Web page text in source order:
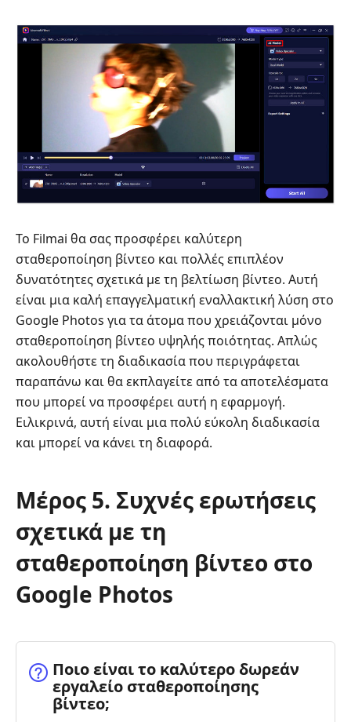
Το Filmai θα σας προσφέρει καλύτερη
σταθεροποίηση βίντεο και πολλές επιπλέον
δυνατότητες σχετικά με τη βελτίωση βίντεο. Αυτή
είναι μια καλή επαγγελματική εναλλακτική λύση στο
Google Photos για τα άτομα που χρειάζονται μόνο
σταθεροποίηση βίντεο υψηλής ποιότητας. Απλώς
ακολουθήστε τη διαδικασία που περιγράφεται
παραπάνω και θα εκπλαγείτε από τα αποτελέσματα
που μπορεί να προσφέρει αυτή η εφαρμογή.
Ειλικρινά, αυτή είναι μια πολύ εύκολη διαδικασία
και μπορεί να κάνει τη διαφορά.
Μέρος 5. Συχνές ερωτήσεις
σχετικά με τη
σταθεροποίηση βίντεο στο
Google Photos
Ποιο είναι το καλύτερο δωρεάν
εργαλείο σταθεροποίησης
βίντεο;